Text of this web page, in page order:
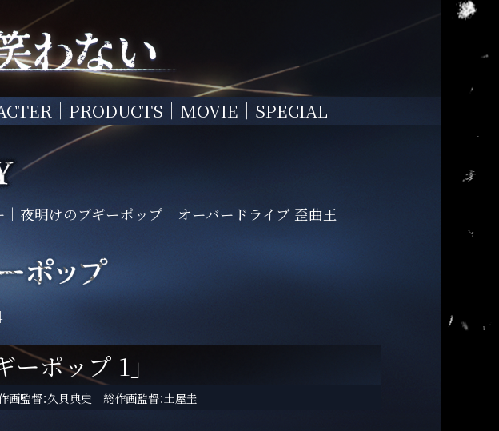
PRODUCTS MOVIE SPECIAL
夜明けのブギーポップ オーバードライブ 歪曲王
ーポップ 1」
画監督：久貝典史 総作画監督：土屋圭